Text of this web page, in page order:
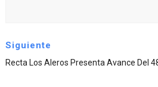
Siguiente
Recta Los Aleros Presenta Avance Del